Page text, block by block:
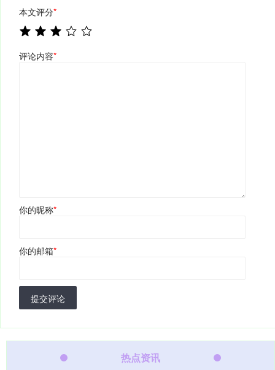
本文评分*
评论内容*
你的昵称*
你的邮箱*
提交评论
热点资讯